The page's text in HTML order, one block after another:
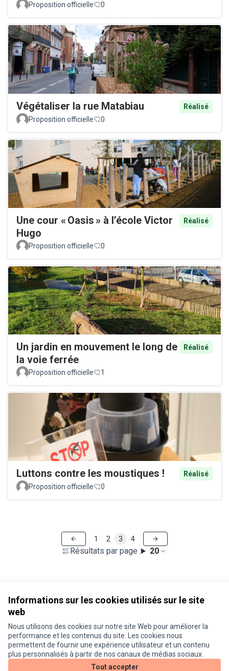
Informations sur les cookies utilisés sur le site
web
Nous utilisons des cookies sur notre site Web pour améliorer la
performance et les contenus du site. Les cookies nous
permettent de fournir une expérience utilisateur et un contenu
plus personnalisés à partir de nos canaux de médias sociaux.
Tout accepter
Proposition officielle 0
Végétaliser la rue Matabiau
Réalisé
Proposition officielle
0
Une cour « Oasis » à l’école Victor
Hugo
Réalisé
Proposition officielle 0
Un jardin en mouvement le long de
la voie ferrée
Réalisé
Proposition officielle 1
Luttons contre les moustiques !
Réalisé
Proposition officielle
0
Résultats par page : 20
1 2 3 4
Conditions d'utilisation
Paramètres des cookies
Je participe ! sur X
(Lien externe)
Je participe ! sur Facebook
Je participe ! sur Instagram